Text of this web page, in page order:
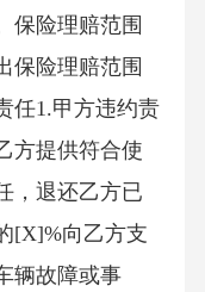
保险理赔范围
保险理赔范围
任1.甲方违约责
方提供符合使
，退还乙方已
[X]%向乙方支
辆故障或事